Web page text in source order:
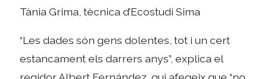
Tània Grima, tècnica d’Ecostudi Sima
“Les dades són gens dolentes, tot i un cert
estancament els darrers anys”, explica el